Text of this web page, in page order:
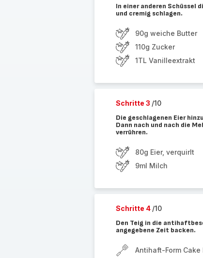
In einer anderen Schüssel
und cremig schlagen.
90g weiche Butter
110g Zucker
1TL Vanilleextrakt
Schritte 3 /10
Die geschlagenen Eier
Dann nach und nach die
verrühren.
80g Eier, verquirlt
9ml Milch
Schritte 4 /10
Den Teig in die
angegebene Zeit backen.
Antihaft-Form Cake